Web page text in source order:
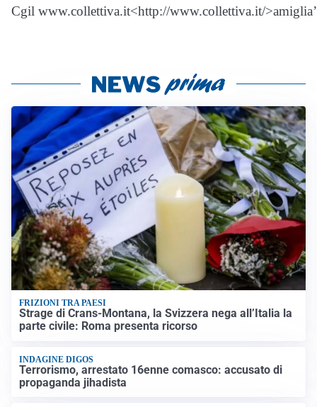
Cgil www.collettiva.it<http://www.collettiva.it/>amiglia’
FRIZIONI TRA PAESI
Strage di Crans-Montana, la Svizzera nega all’Italia la
parte civile: Roma presenta ricorso
INDAGINE DIGOS
Terrorismo, arrestato 16enne comasco: accusato di
propaganda jihadista